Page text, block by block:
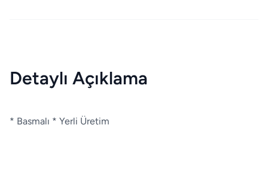
Detaylı Açıklama
* Basmalı * Yerli Üretim